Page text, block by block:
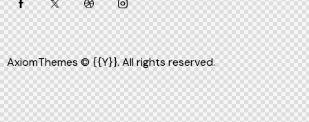
AxiomThemes© {{Y}}. All rights reserved.